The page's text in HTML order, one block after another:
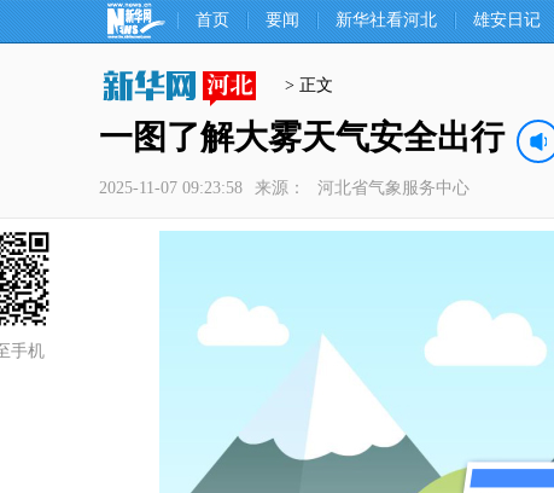
首页 要闻 新华社看河北 雄安日记
> 正文
一图了解大雾天气安全出行
2025-11-07 09:23:58 来源： 河北省气象服务中心
手机